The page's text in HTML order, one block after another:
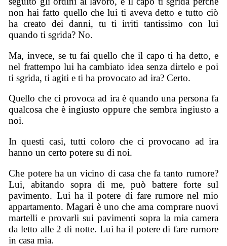
non hai fatto quello che lui ti aveva detto e tutto ciò
ha creato dei danni, tu ti irriti tantissimo con lui
quando ti sgrida? No.
Ma, invece, se tu fai quello che il capo ti ha detto, e
nel frattempo lui ha cambiato idea senza dirtelo e poi
ti sgrida, ti agiti e ti ha provocato ad ira? Certo.
Quello che ci provoca ad ira è quando una persona fa
qualcosa che è ingiusto oppure che sembra ingiusto a
noi.
In questi casi, tutti coloro che ci provocano ad ira
hanno un certo potere su di noi.
Che potere ha un vicino di casa che fa tanto rumore?
Lui, abitando sopra di me, può battere forte sul
pavimento. Lui ha il potere di fare rumore nel mio
appartamento. Magari è uno che ama comprare nuovi
martelli e provarli sui pavimenti sopra la mia camera
da letto alle 2 di notte. Lui ha il potere di fare rumore
in casa mia.